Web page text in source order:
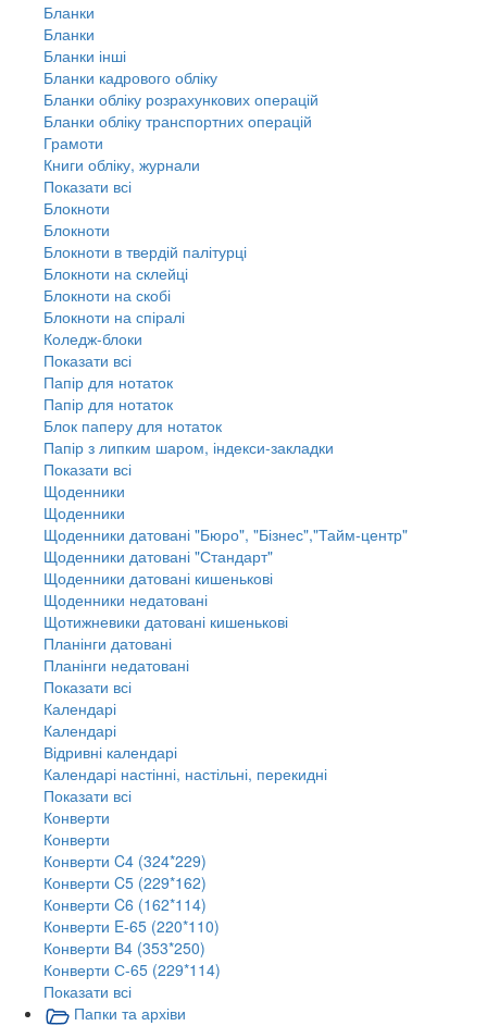
Бланки
Бланки
Бланки інші
Бланки кадрового обліку
Бланки обліку розрахункових операцій
Бланки обліку транспортних операцій
Грамоти
Книги обліку, журнали
Показати всі
Блокноти
Блокноти
Блокноти в твердій палітурці
Блокноти на склейці
Блокноти на скобі
Блокноти на спіралі
Коледж-блоки
Показати всі
Папір для нотаток
Папір для нотаток
Блок паперу для нотаток
Папір з липким шаром, індекси-закладки
Показати всі
Щоденники
Щоденники
Щоденники датовані "Бюро", "Бізнес","Тайм-центр"
Щоденники датовані "Стандарт"
Щоденники датовані кишенькові
Щоденники недатовані
Щотижневики датовані кишенькові
Планінги датовані
Планінги недатовані
Показати всі
Календарі
Календарі
Відривні календарі
Календарі настінні, настільні, перекидні
Показати всі
Конверти
Конверти
Конверти C4 (324*229)
Конверти C5 (229*162)
Конверти C6 (162*114)
Конверти E-65 (220*110)
Конверти В4 (353*250)
Конверти С-65 (229*114)
Показати всі
Папки та архіви